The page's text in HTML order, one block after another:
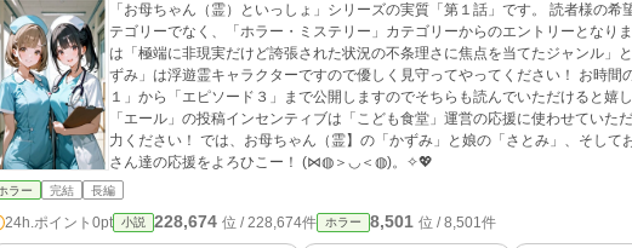
「お母ちゃん（霊）といっしょ」シリーズの実質「第１話」です。 読者様の希
テゴリーでなく、「ホラー・ミステリー」カテゴリーからのエントリーとなり
は「極端に非現実だけど誇張された状況の不条理さに焦点を当てたジャンル」
ずみ」は浮遊霊キャラクターですので優しく見守ってやってください！ お時間
１」から「エピソード３」まで公開しますのでそちらも読んでいただけると嬉
「エール」の投稿インセンティブは「こども食堂」運営の応援に使わせていた
力ください！ では、お母ちゃん（霊】の「かずみ」と娘の「さとみ」、そして
さん達の応援をよろひこー！ (⋈◍＞◡＜◍)。✧💖
ラー 完結 長編
24h.ポイント 0pt 小説 228,674 位 / 228,674件 ホラー 8,501 位 / 8,501件